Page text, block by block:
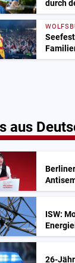
durch
aus
ISW:
26-